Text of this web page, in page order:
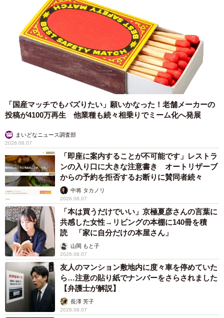
「国産マッチでもバズりたい」願いかなった！老舗メーカーの
投稿が4100万再生 他業種も続々相乗りでミーム化へ発展
まいどなニュース調査部
2026.08.07
「即座に案内することが不可能です」レストラ
ンの入り口に大きな注意書き オートリザーブ
からの予約を拒否するお断りに賛同者続々
中将 タカノリ
2026.08.07
「本は買うだけでいい」京極夏彦さんの言葉に
共感した女性→リビングの本棚に140冊を積
読 「家に自分だけの本屋さん」
山岡 もと子
2026.08.07
友人のマンション敷地内に度々車を停めていた
ら…注意の貼り紙でナンバーをさらされました
【弁護士が解説】
長澤 芳子
2026.08.07